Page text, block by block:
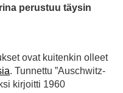
perustuu täysin
ovat kuitenkin olleet
. Tunnettu ”Auschwitz-
kirjoitti 1960